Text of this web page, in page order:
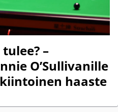
–
O’Sullivanille
haaste